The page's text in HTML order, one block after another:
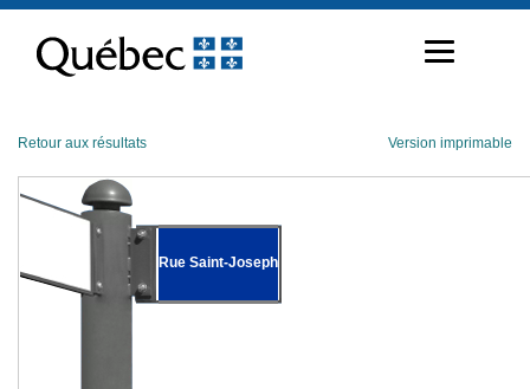
contenu
Retour aux résultats Version imprimable
Rue Saint-Joseph